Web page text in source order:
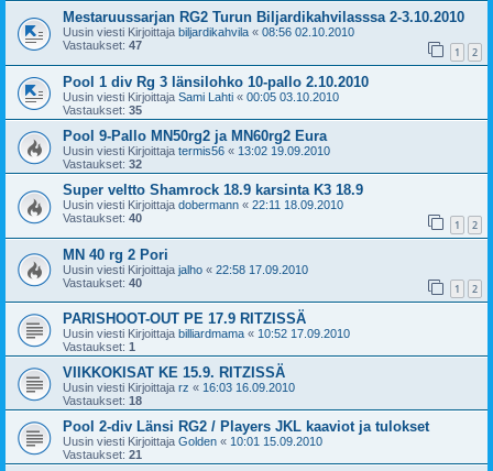
Mestaruussarjan RG2 Turun Biljardikahvilasssa 2-3.10.2010
Uusin viesti Kirjoittaja biljardikahvila « 08:56 02.10.2010
Vastaukset: 47 1 2
Pool 1 div Rg 3 länsilohko 10-pallo 2.10.2010
Uusin viesti Kirjoittaja Sami Lahti « 00:05 03.10.2010
Vastaukset: 35
Pool 9-Pallo MN50rg2 ja MN60rg2 Eura
Uusin viesti Kirjoittaja termis56 « 13:02 19.09.2010
Vastaukset: 32
Super veltto Shamrock 18.9 karsinta K3 18.9
Uusin viesti Kirjoittaja dobermann « 22:11 18.09.2010
Vastaukset: 40 1 2
MN 40 rg 2 Pori
Uusin viesti Kirjoittaja jalho « 22:58 17.09.2010
Vastaukset: 40 1 2
PARISHOOT-OUT PE 17.9 RITZISSÄ
Uusin viesti Kirjoittaja billiardmama « 10:52 17.09.2010
Vastaukset: 1
VIIKKOKISAT KE 15.9. RITZISSÄ
Uusin viesti Kirjoittaja rz « 16:03 16.09.2010
Vastaukset: 18
Pool 2-div Länsi RG2 / Players JKL kaaviot ja tulokset
Uusin viesti Kirjoittaja Golden « 10:01 15.09.2010
Vastaukset: 21